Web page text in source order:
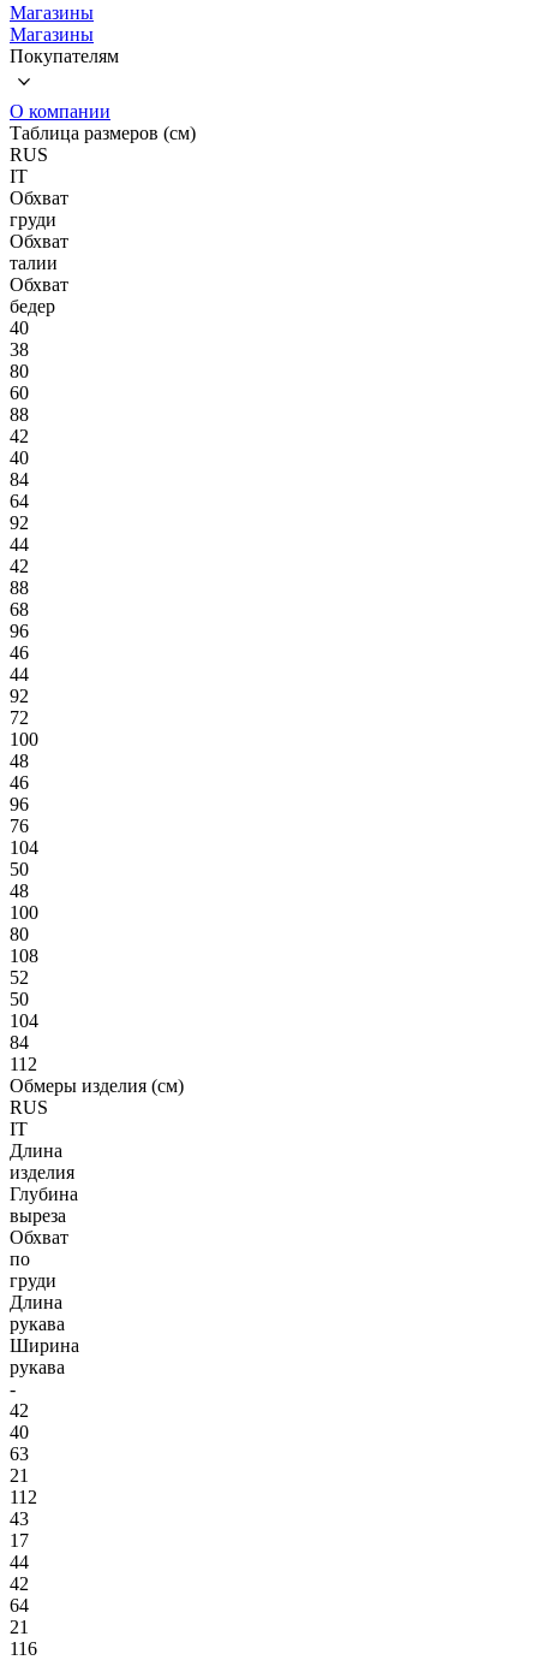
Магазины
Магазины
Покупателям
О компании
Таблица размеров (см)
RUS
IT
Обхват
груди
Обхват
талии
Обхват
бедер
40
38
80
60
88
42
40
84
64
92
44
42
88
68
96
46
44
92
72
100
48
46
96
76
104
50
48
100
80
108
52
50
104
84
112
Обмеры изделия (см)
RUS
IT
Длина
изделия
Глубина
выреза
Обхват
по
груди
Длина
рукава
Ширина
рукава
-
42
40
63
21
112
43
17
44
42
64
21
116